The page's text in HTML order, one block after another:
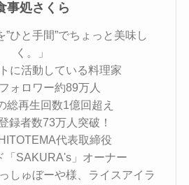
事処さくら
”ひと手間”でちょっと美味し
く。」
に活動している料理家
ォロワー約89万人
総再生回数1億回超え
録者数73万人突破！
代表取締役
「SAKURA's」オーナー
しゅぼーや様、ライスアイラ